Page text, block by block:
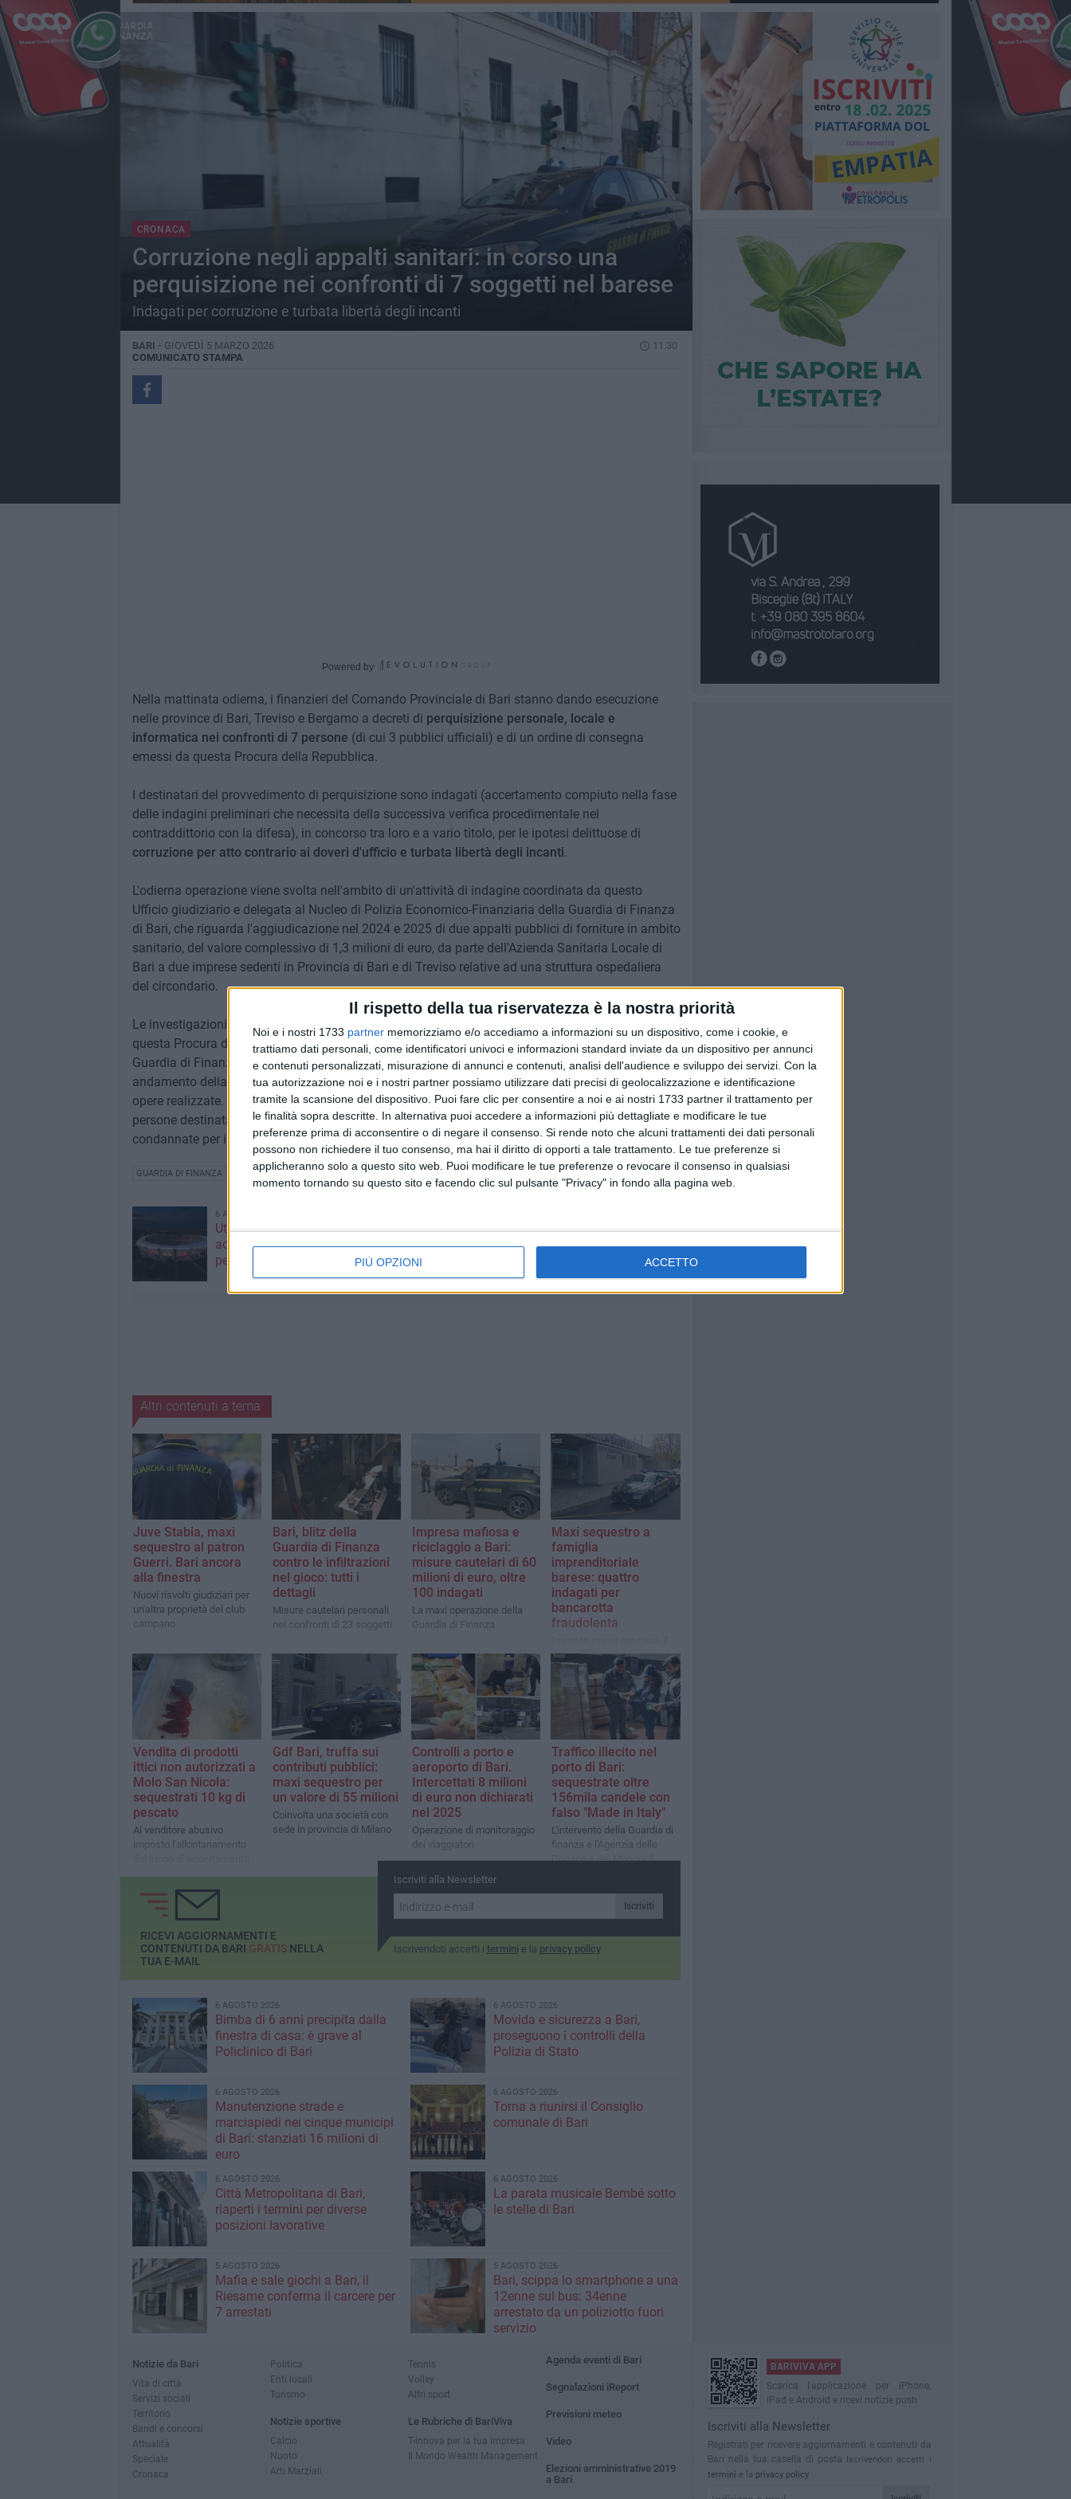
Il rispetto della tua riservatezza è la nostra priorità
Noi e i nostri 1733 partner memorizziamo e/o accediamo a informazioni su un dispositivo, come i cookie, e
trattiamo dati personali, come identificatori univoci e informazioni standard inviate da un dispositivo per annunci
e contenuti personalizzati, misurazione di annunci e contenuti, analisi dell'audience e sviluppo dei servizi. Con la
tua autorizzazione noi e i nostri partner possiamo utilizzare dati precisi di geolocalizzazione e identificazione
tramite la scansione del dispositivo. Puoi fare clic per consentire a noi e ai nostri 1733 partner il trattamento per
le finalità sopra descritte. In alternativa puoi accedere a informazioni più dettagliate e modificare le tue
preferenze prima di acconsentire o di negare il consenso. Si rende noto che alcuni trattamenti dei dati personali
possono non richiedere il tuo consenso, ma hai il diritto di opporti a tale trattamento. Le tue preferenze si
applicheranno solo a questo sito web. Puoi modificare le tue preferenze o revocare il consenso in qualsiasi
momento tornando su questo sito e facendo clic sul pulsante "Privacy" in fondo alla pagina web.
PIÙ OPZIONI ACCETTO
CRONACA
Corruzione negli appalti sanitari: in corso una
perquisizione nei confronti di 7 soggetti nel barese
Indagati per corruzione e turbata libertà degli incanti
BARI - GIOVEDÌ 5 MARZO 2026
11.30
COMUNICATO STAMPA
Powered by
Nella mattinata odierna, i finanzieri del Comando Provinciale di Bari stanno dando esecuzione
nelle province di Bari, Treviso e Bergamo a decreti di perquisizione personale, locale e
informatica nei confronti di 7 persone (di cui 3 pubblici ufficiali) e di un ordine di consegna
emessi da questa Procura della Repubblica.
I destinatari del provvedimento di perquisizione sono indagati (accertamento compiuto nella fase
delle indagini preliminari che necessita della successiva verifica procedimentale nel
contraddittorio con la difesa), in concorso tra loro e a vario titolo, per le ipotesi delittuose di
corruzione per atto contrario ai doveri d'ufficio e turbata libertà degli incanti.
L'odierna operazione viene svolta nell'ambito di un'attività di indagine coordinata da questo
Ufficio giudiziario e delegata al Nucleo di Polizia Economico-Finanziaria della Guardia di Finanza
di Bari, che riguarda l'aggiudicazione nel 2024 e 2025 di due appalti pubblici di forniture in ambito
sanitario, del valore complessivo di 1,3 milioni di euro, da parte dell'Azienda Sanitaria Locale di
Bari a due imprese sedenti in Provincia di Bari e di Treviso relative ad una struttura ospedaliera
del circondario.
Le investigazioni costituiscono un'ulteriore testimonianza del costante impegno profuso da
questa Procura della Repubblica - in sinergia con il Nucleo di Polizia Economico-Finanziaria della
Guardia di Finanza di Bari - nel contrasto ai reati a tutela a tutela della legalità e del buon
andamento della Pubblica Amministrazione, a presidio della qualità dei servizi offerti e delle
opere realizzate. Il procedimento penale pende nella fase delle indagini preliminari e, pertanto, le
persone destinatarie dei provvedimenti odierni non sono state ancora rinviate a giudizio né
condannate per i reati così come a loro contestati.
GUARDIA DI FINANZA
6 AGOSTO 2026
Utilizzo stadio San Nicola:
accordo tra SSC Bari e Comune
per tre mesi
Segnalati colpi di pistola a
Japigia, ma i bossoli non si
Altri contenuti a tema
Juve Stabia, maxi
sequestro al patron
Guerri. Bari ancora
alla finestra
Nuovi risvolti giudiziari per
un'altra proprietà del club
campano
Bari, blitz della
Guardia di Finanza
contro le infiltrazioni
nel gioco: tutti i
dettagli
Misure cautelari personali
nei confronti di 23 soggetti
Impresa mafiosa e
riciclaggio a Bari:
misure cautelari di 60
milioni di euro, oltre
100 indagati
La maxi operazione della
Guardia di Finanza
Maxi sequestro a
famiglia
imprenditoriale
barese: quattro
indagati per
bancarotta
fraudolenta
milioni di euro
Vendita di prodotti
ittici non autorizzati a
Molo San Nicola:
sequestrati 10 kg di
pescato
Al venditore abusivo
imposto l'allontanamento
Gdf Bari, truffa sui
contributi pubblici:
maxi sequestro per
un valore di 55 milioni
Coinvolta una società con
sede in provincia di Milano
Controlli a porto e
aeroporto di Bari.
Intercettati 8 milioni
di euro non dichiarati
nel 2025
Operazione di monitoraggio
dei viaggiatori
Traffico illecito nel
porto di Bari:
sequestrate oltre
156mila candele con
falso "Made in Italy"
L'intervento della Guardia di
finanza e l'Agenzia delle
Dogane e dei Monopoli
Iscriviti alla Newsletter
Iscriviti
Iscrivendoti accetti i termini e la privacy policy
RICEVI AGGIORNAMENTI E
CONTENUTI DA BARI GRATISNELLA
TUA E-MAIL
6 AGOSTO 2026
Bimba di 6 anni precipita dalla
finestra di casa: è grave al
Policlinico di Bari
6 AGOSTO 2026
Movida e sicurezza a Bari,
proseguono i controlli della
Polizia di Stato
6 AGOSTO 2026
Manutenzione strade e
marciapiedi nei cinque municipi
di Bari: stanziati 16 milioni di
euro
6 AGOSTO 2026
Torna a riunirsi il Consiglio
comunale di Bari
6 AGOSTO 2026
Città Metropolitana di Bari,
riaperti i termini per diverse
posizioni lavorative
6 AGOSTO 2026
La parata musicale Bembé sotto
le stelle di Bari
5 AGOSTO 2026
Mafia e sale giochi a Bari, il
Riesame conferma il carcere per
7 arrestati
5 AGOSTO 2026
Bari, scippa lo smartphone a una
12enne sul bus: 34enne
arrestato da un poliziotto fuori
servizio
Notizie da Bari
Vita di città
Servizi sociali
Territorio
Bandi e concorsi
Attualità
Speciale
Cronaca
Politica
Enti locali
Turismo
Notizie sportive
Calcio
Nuoto
Arti Marziali
Tennis
Volley
Altri sport
Le Rubriche di BariViva
T-innova per la tua impresa
Il Mondo Wealth Management
Agenda eventi di Bari
Segnalazioni iReport
Previsioni meteo
Video
Elezioni amministrative 2019
a Bari
BARIVIVA APP
Scarica l'applicazione per iPhone,
iPad e Android e ricevi notizie push
Iscriviti alla Newsletter
Registrati per ricevere aggiornamenti e contenuti da
Bari nella tua casella di posta Iscrivendoti accetti i
termini e la privacy policy